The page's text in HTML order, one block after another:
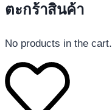
ตะกร้าสินค้า
No products in the cart.